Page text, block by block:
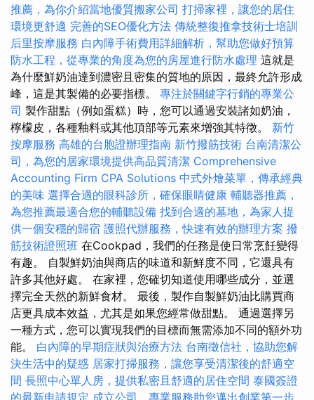
推薦，為你介紹當地優質搬家公司 打掃家裡，讓您的居住
環境更舒適 完善的SEO優化方法 傳統整復推拿技術士培訓
后里按摩服務 白內障手術費用詳細解析，幫助您做好預算
防水工程，從專業的角度為您的房屋進行防水處理 這就是
為什麼鮮奶油達到濃密且密集的質地的原因，最終允許形成
峰，這是其製備的必要指標。 專注於關鍵字行銷的專業公
司 製作甜點（例如蛋糕）時，您可以通過安裝諸如奶油，
檸檬皮，各種釉料或其他頂部等元素來增強其特徵。 新竹
按摩服務 高雄的台胞證辦理指南 新竹撥筋技術 台南清潔公
司，為您的居家環境提供高品質清潔 Comprehensive
Accounting Firm CPA Solutions 中式外燴菜單，傳承經典
的美味 選擇合適的眼科診所，確保眼睛健康 輔聽器推薦，
為您推薦最適合您的輔聽設備 找到合適的墓地，為家人提
供一個安穩的歸宿 護照代辦服務，快速有效的辦理方案 撥
筋技術證照班 在Cookpad，我們的任務是使日常烹飪變得
有趣。 自製鮮奶油與商店的味道和新鮮度不同，它還具有
許多其他好處。 在家裡，您確切知道使用哪些成分，並選
擇完全天然的新鮮食材。 最後，製作自製鮮奶油比購買商
店更具成本效益，尤其是如果您經常做甜點。 通過選擇另
一種方式，您可以實現我們的目標而無需添加不同的額外功
能。 白內障的早期症狀與治療方法 台南徵信社，協助您解
決生活中的疑惑 居家打掃服務，讓您享受清潔後的舒適空
間 長照中心單人房，提供私密且舒適的居住空間 泰國簽證
的最新申請規定 成立公司，專業服務助您邁出創業第一步